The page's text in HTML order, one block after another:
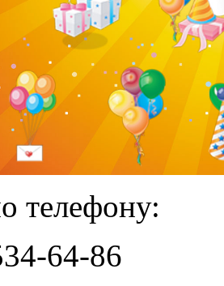
телефону:
64-86